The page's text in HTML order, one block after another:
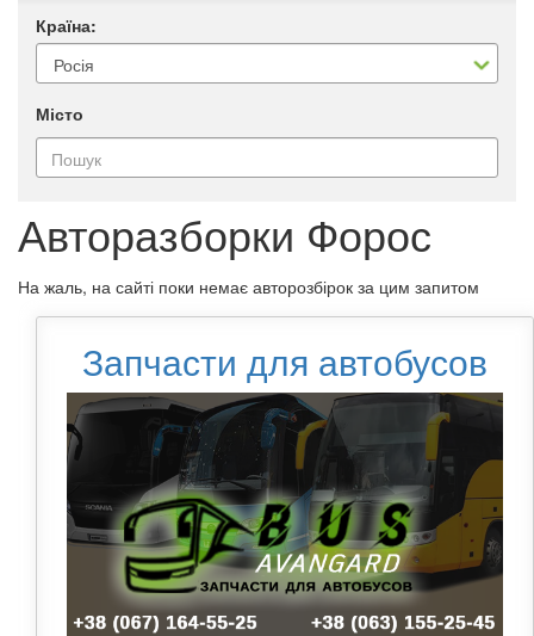
Країна:
Місто
Авторазборки Форос
На жаль, на сайті поки немає авторозбірок за цим запитом
Запчасти для автобусов